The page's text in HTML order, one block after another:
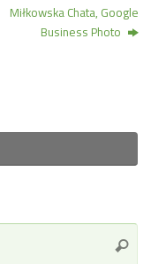
Miłkowska Chata, Google
Business Photo